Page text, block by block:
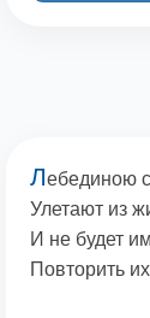
Лебединою
Улетают из
И не будет
Повторить